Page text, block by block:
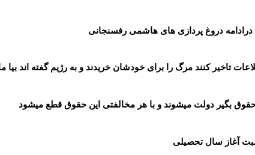
دروغ پردازی های هاشمی رفسنجانی
تاخیر کنند مرگ را برای خودشان خریدند و به رژیم گفته اند بیا
بگیر دولت میشوند و با هر مخالفتی این حقوق قطع میشود
آغاز سال تحصیلی